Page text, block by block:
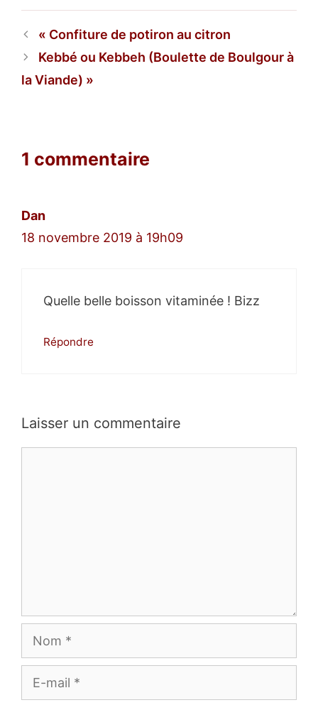
Confiture de potiron au citron
Kebbé ou Kebbeh (Boulette de Boulgour à
la Viande)
1 commentaire
Dan
18 novembre 2019 à 19h09
Quelle belle boisson vitaminée ! Bizz
Répondre
Laisser un commentaire
Nom
E-
mail